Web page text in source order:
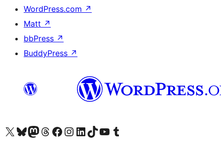
WordPress.com ↗
Matt ↗
bbPress ↗
BuddyPress ↗
Visita nuestra cuenta de X (anteriormente Twitter)
Visita nuestra cuenta de Bluesky
Visita nuestra cuenta de Mastodon
Visita nuestra cuenta de Threads
Visita nuestra página de Facebook
Visita nuestra cuenta de Instagram
Visita nuestra cuenta de LinkedIn
Visita nuestra cuenta de TikTok
Visita nuestro canal de YouTube
Visita nuestra cuenta de Tumblr